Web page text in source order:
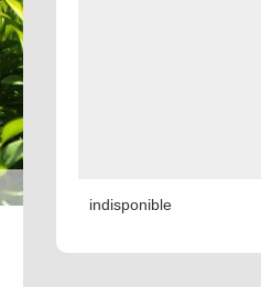
indisponible